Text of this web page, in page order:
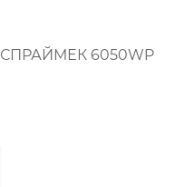
СПРАЙМЕК 6050WP